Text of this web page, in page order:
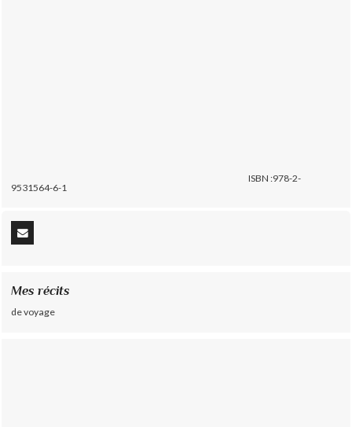
ISBN :978-2-
9531564-6-1
Mes récits
de voyage